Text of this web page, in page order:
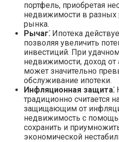
портфель, приобретая
недвижимости в разных
рынка.
Рычаг⁚ Ипотека
позволяя увеличить
инвестиций. При
недвижимости, доход
может значительно
обслуживание ипотеки.
Инфляционная защита⁚
традиционно считается
защищающим от
недвижимость с
сохранить и
экономической